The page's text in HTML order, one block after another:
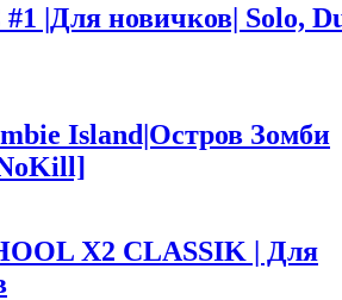
|Для новичков| Solo,
Island|Остров Зомби
X2 CLASSIK | Для